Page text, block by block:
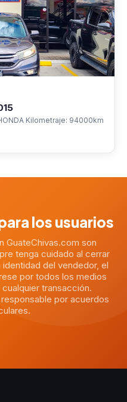
Kilometraje: 94000km
los usuarios
GuateChivas.com son
tenga cuidado al cerrar
del vendedor, el
por todos los medios
transacción.
por acuerdos